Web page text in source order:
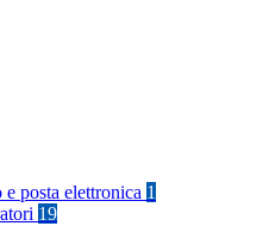
e posta elettronica 1
19